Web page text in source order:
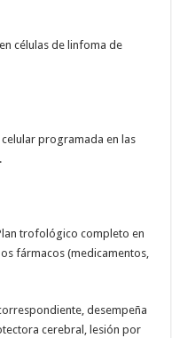
células de linfoma de
programada en las
trofológico completo en
fármacos (medicamentos,
desempeña
cerebral, lesión por